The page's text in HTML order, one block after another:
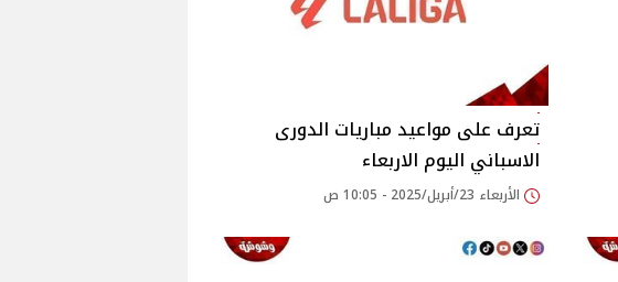
تعرف على مواعيد مباريات الدورى
الاسباني اليوم الاربعاء
الأربعاء 23/أبريل/2025 - 10:05 ص